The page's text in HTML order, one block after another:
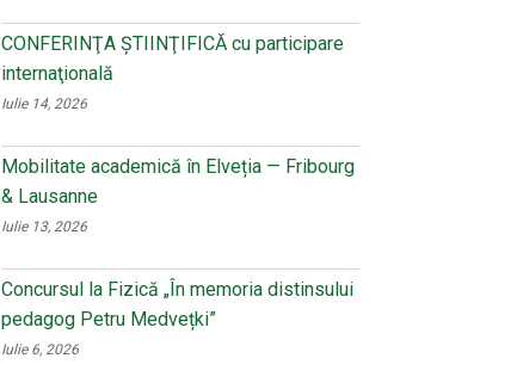
CONFERINŢA ŞTIINŢIFICĂ cu participare
internaţională
Iulie 14, 2026
Mobilitate academică în Elveția — Fribourg
& Lausanne
Iulie 13, 2026
Concursul la Fizică „În memoria distinsului
pedagog Petru Medvețki”
Iulie 6, 2026